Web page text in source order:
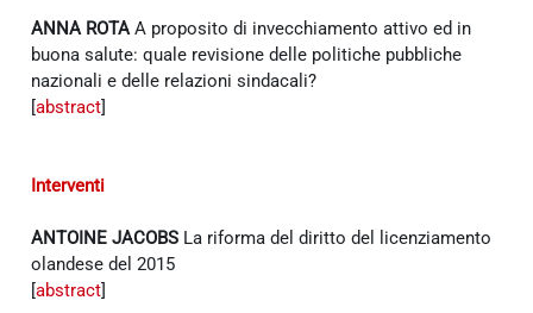
ANNA ROTAA proposito di invecchiamento attivo ed in
buona salute: quale revisione delle politiche pubbliche
nazionali e delle relazioni sindacali?
[abstract]
Interventi
ANTOINE JACOBS La riforma del diritto del licenziamento
olandese del 2015
[abstract]